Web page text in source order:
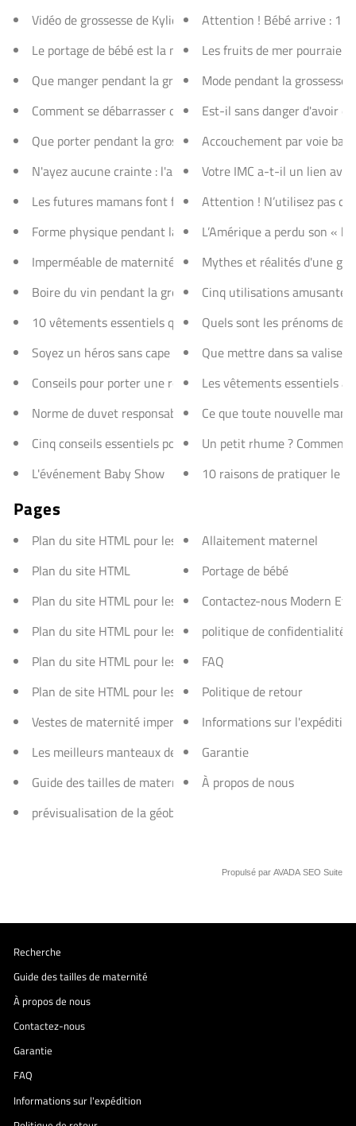
Vidéo de grossesse de Kylie Jenner
Le portage de bébé est la nouvelle tendance !
Que manger pendant la grossesse ?
Comment se débarrasser des vergetures de grossesse ?
Que porter pendant la grossesse ! Les règles d’or et les
N'ayez aucune crainte : l'allaitement maternel est
Les futures mamans font face à une tempête médiatique.
Forme physique pendant la grossesse : 5 façons de rester
Imperméable de maternité pour le temps maussade du
Boire du vin pendant la grossesse
10 vêtements essentiels que toute maman à la mode
Soyez un héros sans cape : 5 avantages du portage bébé
Conseils pour porter une robe à rayures pendant la
Norme de duvet responsable
Cinq conseils essentiels pour bien dormir votre bébé.
L'événement Baby Show
Attention ! Bébé arrive : 13
Les fruits de mer
Mode pendant la
Est-il sans danger d'avoir
Accouchement par voie
Votre IMC a-t-il un lien
Attention ! N’utilisez pas
L’Amérique a perdu son «
Mythes et réalités d'une
Cinq utilisations
Quels sont les prénoms de
Que mettre dans sa valise
Les vêtements essentiels
Ce que toute nouvelle
Un petit rhume ? Comment
10 raisons de pratiquer le
Pages
Plan du site HTML pour les pages
Plan du site HTML
Plan du site HTML pour les collections
Plan du site HTML pour les articles
Plan du site HTML pour les produits
Plan de site HTML pour les blogs
Vestes de maternité imperméables
Les meilleurs manteaux de maternité
Guide des tailles de maternité
prévisualisation de la géobarre
Allaitement maternel
Portage de bébé
Contactez-nous Modern
politique de confidentialité
FAQ
Politique de retour
Informations sur l'expédition
Garantie
À propos de nous
Propulsé par AVADA SEO Suite
Recherche
Guide des tailles de maternité
À propos de nous
Contactez-nous
Garantie
FAQ
Informations sur l'expédition